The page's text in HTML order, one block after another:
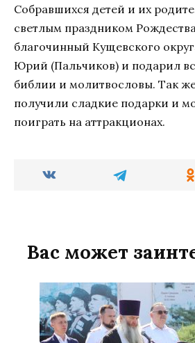
Собравшихся детей и их
светлым праздником
благочинный Кущевского
Юрий (Пальчиков) и подарил
библии и молитвословы. Так
получили сладкие подарки и
поиграть на аттракционах.
Вас может